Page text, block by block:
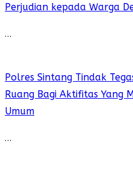
Perjudian kepada Warga
…
Polres Sintang Tindak
Ruang Bagi Aktifitas Yang
Umum
…